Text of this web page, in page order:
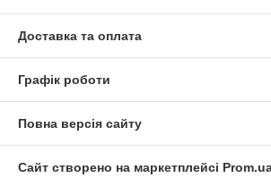
Доставка та оплата
Графік роботи
Повна версія сайту
Сайт створено на маркетплейсі